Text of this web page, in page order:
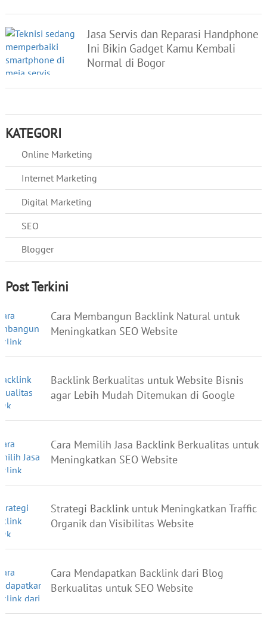
Jasa Servis dan Reparasi Handphone
Ini Bikin Gadget Kamu Kembali
Normal di Bogor
KATEGORI
Online Marketing
Internet Marketing
Digital Marketing
SEO
Blogger
Post Terkini
Cara Membangun Backlink Natural untuk
Meningkatkan SEO Website
Backlink Berkualitas untuk Website Bisnis
agar Lebih Mudah Ditemukan di Google
Cara Memilih Jasa Backlink Berkualitas untuk
Meningkatkan SEO Website
Strategi Backlink untuk Meningkatkan Traffic
Organik dan Visibilitas Website
Cara Mendapatkan Backlink dari Blog
Berkualitas untuk SEO Website